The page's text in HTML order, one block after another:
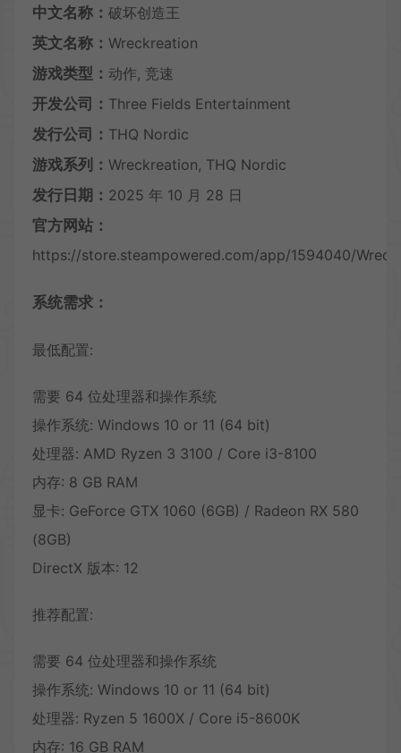
中文名称： 破坏创造王
英文名称： Wreckreation
游戏类型： 动作, 竞速
开发公司： Three Fields Entertainment
发行公司： THQ Nordic
游戏系列： Wreckreation, THQ Nordic
发行日期： 2025 年 10 月 28 日
官方网站：
https://store.steampowered.com/app/1594040/
系统需求：
最低配置:
需要 64 位处理器和操作系统
操作系统: Windows 10 or 11 (64 bit)
处理器: AMD Ryzen 3 3100 / Core i3-8100
内存: 8 GB RAM
显卡: GeForce GTX 1060 (6GB) / Radeon RX 580
(8GB)
DirectX 版本: 12
推荐配置:
需要 64 位处理器和操作系统
操作系统: Windows 10 or 11 (64 bit)
处理器: Ryzen 5 1600X / Core i5-8600K
内存: 16 GB RAM